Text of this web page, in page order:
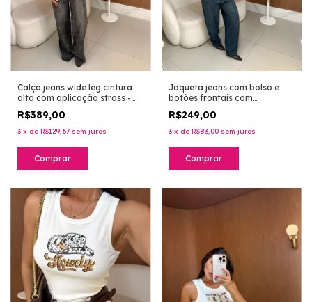
Calça jeans wide leg cintura
alta com aplicação strass -
vintage
R$389,00
3 x de R$129,67 sem juros
Comprar
Jaqueta jeans com bolso e
botões frontais com
aplicação de strass - lavagem
tinto
R$249,00
3 x de R$83,00 sem juros
Comprar